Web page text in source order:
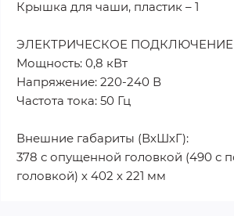
Крышка для чаши, пластик – 1
ЭЛЕКТРИЧЕСКОЕ ПОДКЛЮЧЕНИЕ
Мощность: 0,8 кВт
Напряжение: 220-240 В
Частота тока: 50 Гц
Внешние габариты (ВхШхГ):
378 с опущенной головкой (490 с
головкой) х 402 х 221 мм